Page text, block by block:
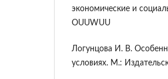
экономические и
OUUWUU
Логунцова И. В.
условиях. М.: